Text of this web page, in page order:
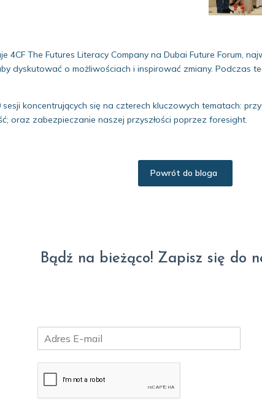
4CF The Futures Literacy Company na Dubai Future Forum,
dyskutować o możliwościach i inspirować zmiany. Podczas
koncentrujących się na czterech kluczowych tematach:
oraz zabezpieczanie naszej przyszłości poprzez foresight.
Powrót do bloga
Bądź na bieżąco! Zapisz się do
m